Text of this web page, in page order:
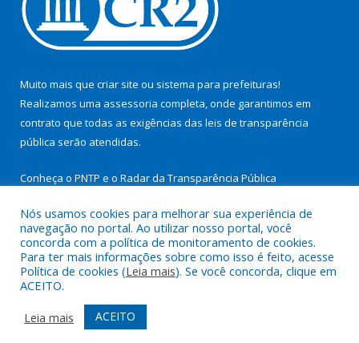
Muito mais que criar site ou sistema para prefeituras!
Realizamos uma assessoria completa, onde garantimos em
contrato que todas as exigências das leis de transparência
pública serão atendidas.
Conheça o PNTP e o Radar da Transparência Pública
Todos os direitos reservados a Prefeitura Municipal de São
Miguel do Guamá.
Mapa do Site
Acessar Área Administrativa
Acessar Webmail
Nós usamos cookies para melhorar sua experiência de
navegação no portal. Ao utilizar nosso portal, você
concorda com a política de monitoramento de cookies.
Para ter mais informações sobre como isso é feito, acesse
Política de cookies (Leia mais). Se você concorda, clique em
ACEITO.
Leia mais
ACEITO